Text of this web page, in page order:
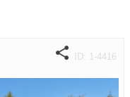
ID: 1-4416